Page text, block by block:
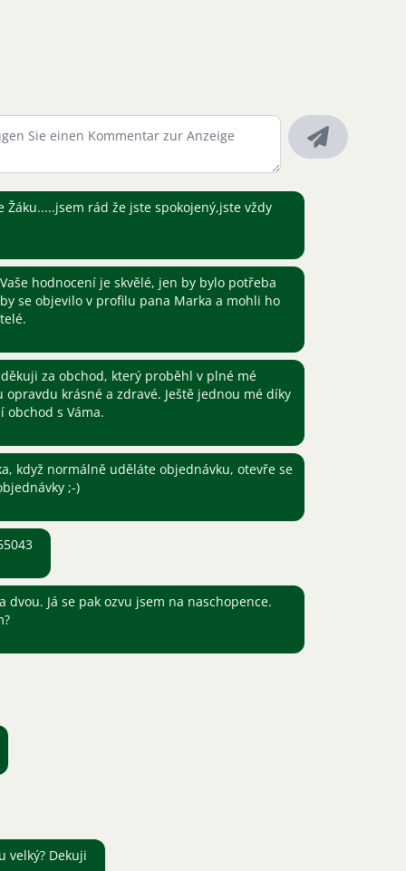
Žáku.....jsem rád že jste spokojený,jste vždy
hodnocení je skvělé, jen by bylo potřeba
se objevilo v profilu pana Marka a mohli ho
za obchod, který proběhl v plné mé
opravdu krásné a zdravé. Ještě jednou mé díky
obchod s Váma.
když normálně uděláte objednávku, otevře se
;-)
dvou. Já se pak ozvu jsem na naschopence.
velký? Dekuji